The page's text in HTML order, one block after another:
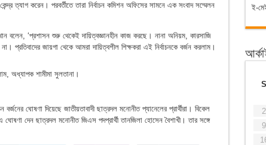
ত্যাগ করেন। পরবর্তীতে তারা নির্বাচন কমিশন অফিসের সামনে এক সংবাদ সম্মেলন
বলেন, ‘প্রশাসন শুরু থেকেই দায়িত্বজ্ঞানহীন কাজ করছে। নানা অনিয়ম, কারসাজি
প্রতিবাদের জায়গা থেকে আমরা দায়িত্বশীল শিক্ষকরা এই নির্বাচনকে বর্জন করলাম।
অধ্যাপক শামীমা সুলতানা।
ঘোষণা দিয়েছে জাতীয়তাবাদী ছাত্রদল মনোনীত প্যানেলের প্রার্থীরা। বিকেল
দেন ছাত্রদল মনোনীত জিএস পদপ্রার্থী তানজিলা হোসেন বৈশাখী। তার সঙ্গে
ই-
S
2
9